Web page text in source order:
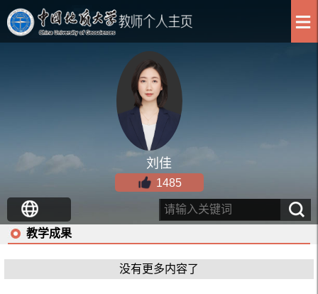
刘佳
1485
教学成果
没有更多内容了